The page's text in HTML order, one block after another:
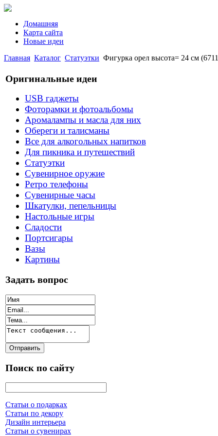
Домашняя
Карта сайта
Новые идеи
Главная Каталог Статуэтки Фигурка орел высота= 24 см
Оригинальные идеи
USB гаджеты
Фоторамки и фотоальбомы
Аромалампы и масла для них
Обереги и талисманы
Все для алкогольных напитков
Для пикника и путешествий
Статуэтки
Сувенирное оружие
Ретро телефоны
Сувенирные часы
Шкатулки, пепельницы
Настольные игры
Сладости
Портсигары
Вазы
Картины
Задать вопрос
Поиск по сайту
Статьи о подарках
Статьи по декору
Дизайн интерьера
Статьи о сувенирах